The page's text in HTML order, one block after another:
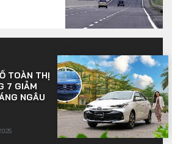
TOÀN THỊ
7 GIẢM
NGÂU